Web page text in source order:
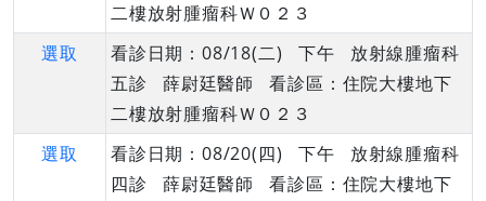
二樓放射腫瘤科Ｗ０２３
選取
看診日期：08/18(二) 下午 放射線腫瘤科
五診 薛尉廷醫師 看診區：住院大樓地下
二樓放射腫瘤科Ｗ０２３
選取
看診日期：08/20(四) 下午 放射線腫瘤科
四診 薛尉廷醫師 看診區：住院大樓地下